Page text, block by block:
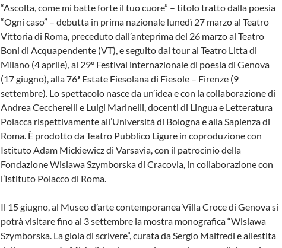
“Ascolta, come mi batte forte il tuo cuore” – titolo tratto dalla poesia
“Ogni caso” – debutta in prima nazionale lunedì 27 marzo al Teatro
Vittoria di Roma, preceduto dall’anteprima del 26 marzo al Teatro
Boni di Acquapendente (VT), e seguito dal tour al Teatro Litta di
Milano (4 aprile), al 29° Festival internazionale di poesia di Genova
(17 giugno), alla 76ª Estate Fiesolana di Fiesole – Firenze (9
settembre). Lo spettacolo nasce da un’idea e con la collaborazione di
Andrea Ceccherelli e Luigi Marinelli, docenti di Lingua e Letteratura
Polacca rispettivamente all’Università di Bologna e alla Sapienza di
Roma. È prodotto da Teatro Pubblico Ligure in coproduzione con
Istituto Adam Mickiewicz di Varsavia, con il patrocinio della
Fondazione Wislawa Szymborska di Cracovia, in collaborazione con
l’Istituto Polacco di Roma.
Il 15 giugno, al Museo d’arte contemporanea Villa Croce di Genova si
potrà visitare fino al 3 settembre la mostra monografica “Wislawa
Szymborska. La gioia di scrivere”, curata da Sergio Maifredi e allestita